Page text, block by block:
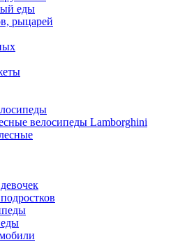
еды
рыцарей
велосипеды Lamborghini